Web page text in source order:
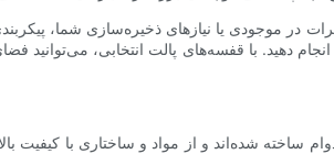
در موجودی یا نیازهای ذخیره‌سازی شما،
دهید. با قفسه‌های پالت انتخابی، می‌توانید
شده‌اند و از مواد و ساختاری با کیفیت بالا